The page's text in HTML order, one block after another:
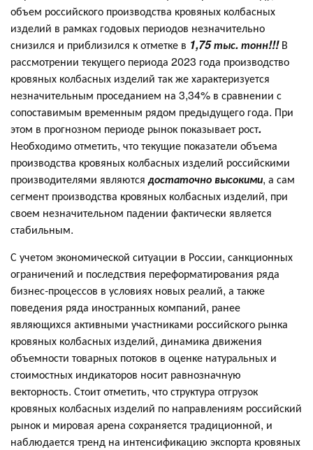
объем российского производства кровяных колбасных
изделий в рамках годовых периодов незначительно
снизился и приблизился к отметке в 1,75 тыс. тонн!!!В
рассмотрении текущего периода 2023 года производство
кровяных колбасных изделий так же характеризуется
незначительным проседанием на 3,34% в сравнении с
сопоставимым временным рядом предыдущего года. При
этом в прогнозном периоде рынок показывает рост.
Необходимо отметить, что текущие показатели объема
производства кровяных колбасных изделий российскими
производителями являются достаточно высокими, а сам
сегмент производства кровяных колбасных изделий, при
своем незначительном падении фактически является
стабильным.
С учетом экономической ситуации в России, санкционных
ограничений и последствия переформатирования ряда
бизнес-процессов в условиях новых реалий, а также
поведения ряда иностранных компаний, ранее
являющихся активными участниками российского рынка
кровяных колбасных изделий, динамика движения
объемности товарных потоков в оценке натуральных и
стоимостных индикаторов носит равнозначную
векторность. Стоит отметить, что структура отгрузок
кровяных колбасных изделий по направлениям российский
рынок и мировая арена сохраняется традиционной, и
наблюдается тренд на интенсификацию экспорта кровяных